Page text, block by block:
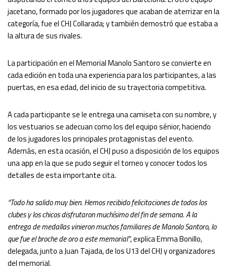
jacetano, formado por los jugadores que acaban de aterrizar en la
categoría, fue el CHJ Collarada; y también demostró que estaba a
la altura de sus rivales.
La participación en el Memorial Manolo Santoro se convierte en
cada edición en toda una experiencia para los participantes, a las
puertas, en esa edad, del inicio de su trayectoria competitiva.
A cada participante se le entrega una camiseta con su nombre, y
los vestuarios se adecuan como los del equipo sénior, haciendo
de los jugadores los principales protagonistas del evento.
Además, en esta ocasión, el CHJ puso a disposición de los equipos
una app en la que se pudo seguir el torneo y conocer todos los
detalles de esta importante cita.
“Todo ha salido muy bien. Hemos recibido felicitaciones de todos los
clubes y los chicos disfrutaron muchísimo del fin de semana. A la
entrega de medallas vinieron muchos familiares de Manolo Santoro, lo
que fue el broche de oro a este memorial”, explica Emma Bonillo,
delegada, junto a Juan Tajada, de los U13 del CHJ y organizadores
del memorial.